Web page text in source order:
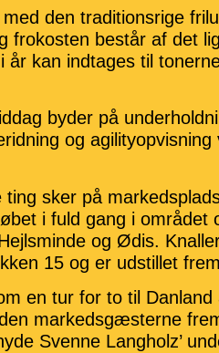
den traditionsrige
frokosten består af det
år kan indtages til
byder på
og
ting sker på
i fuld gang i området
og Ødis.
15 og er udstillet
en tur for to til
markedsgæsterne
Svenne Langholz’